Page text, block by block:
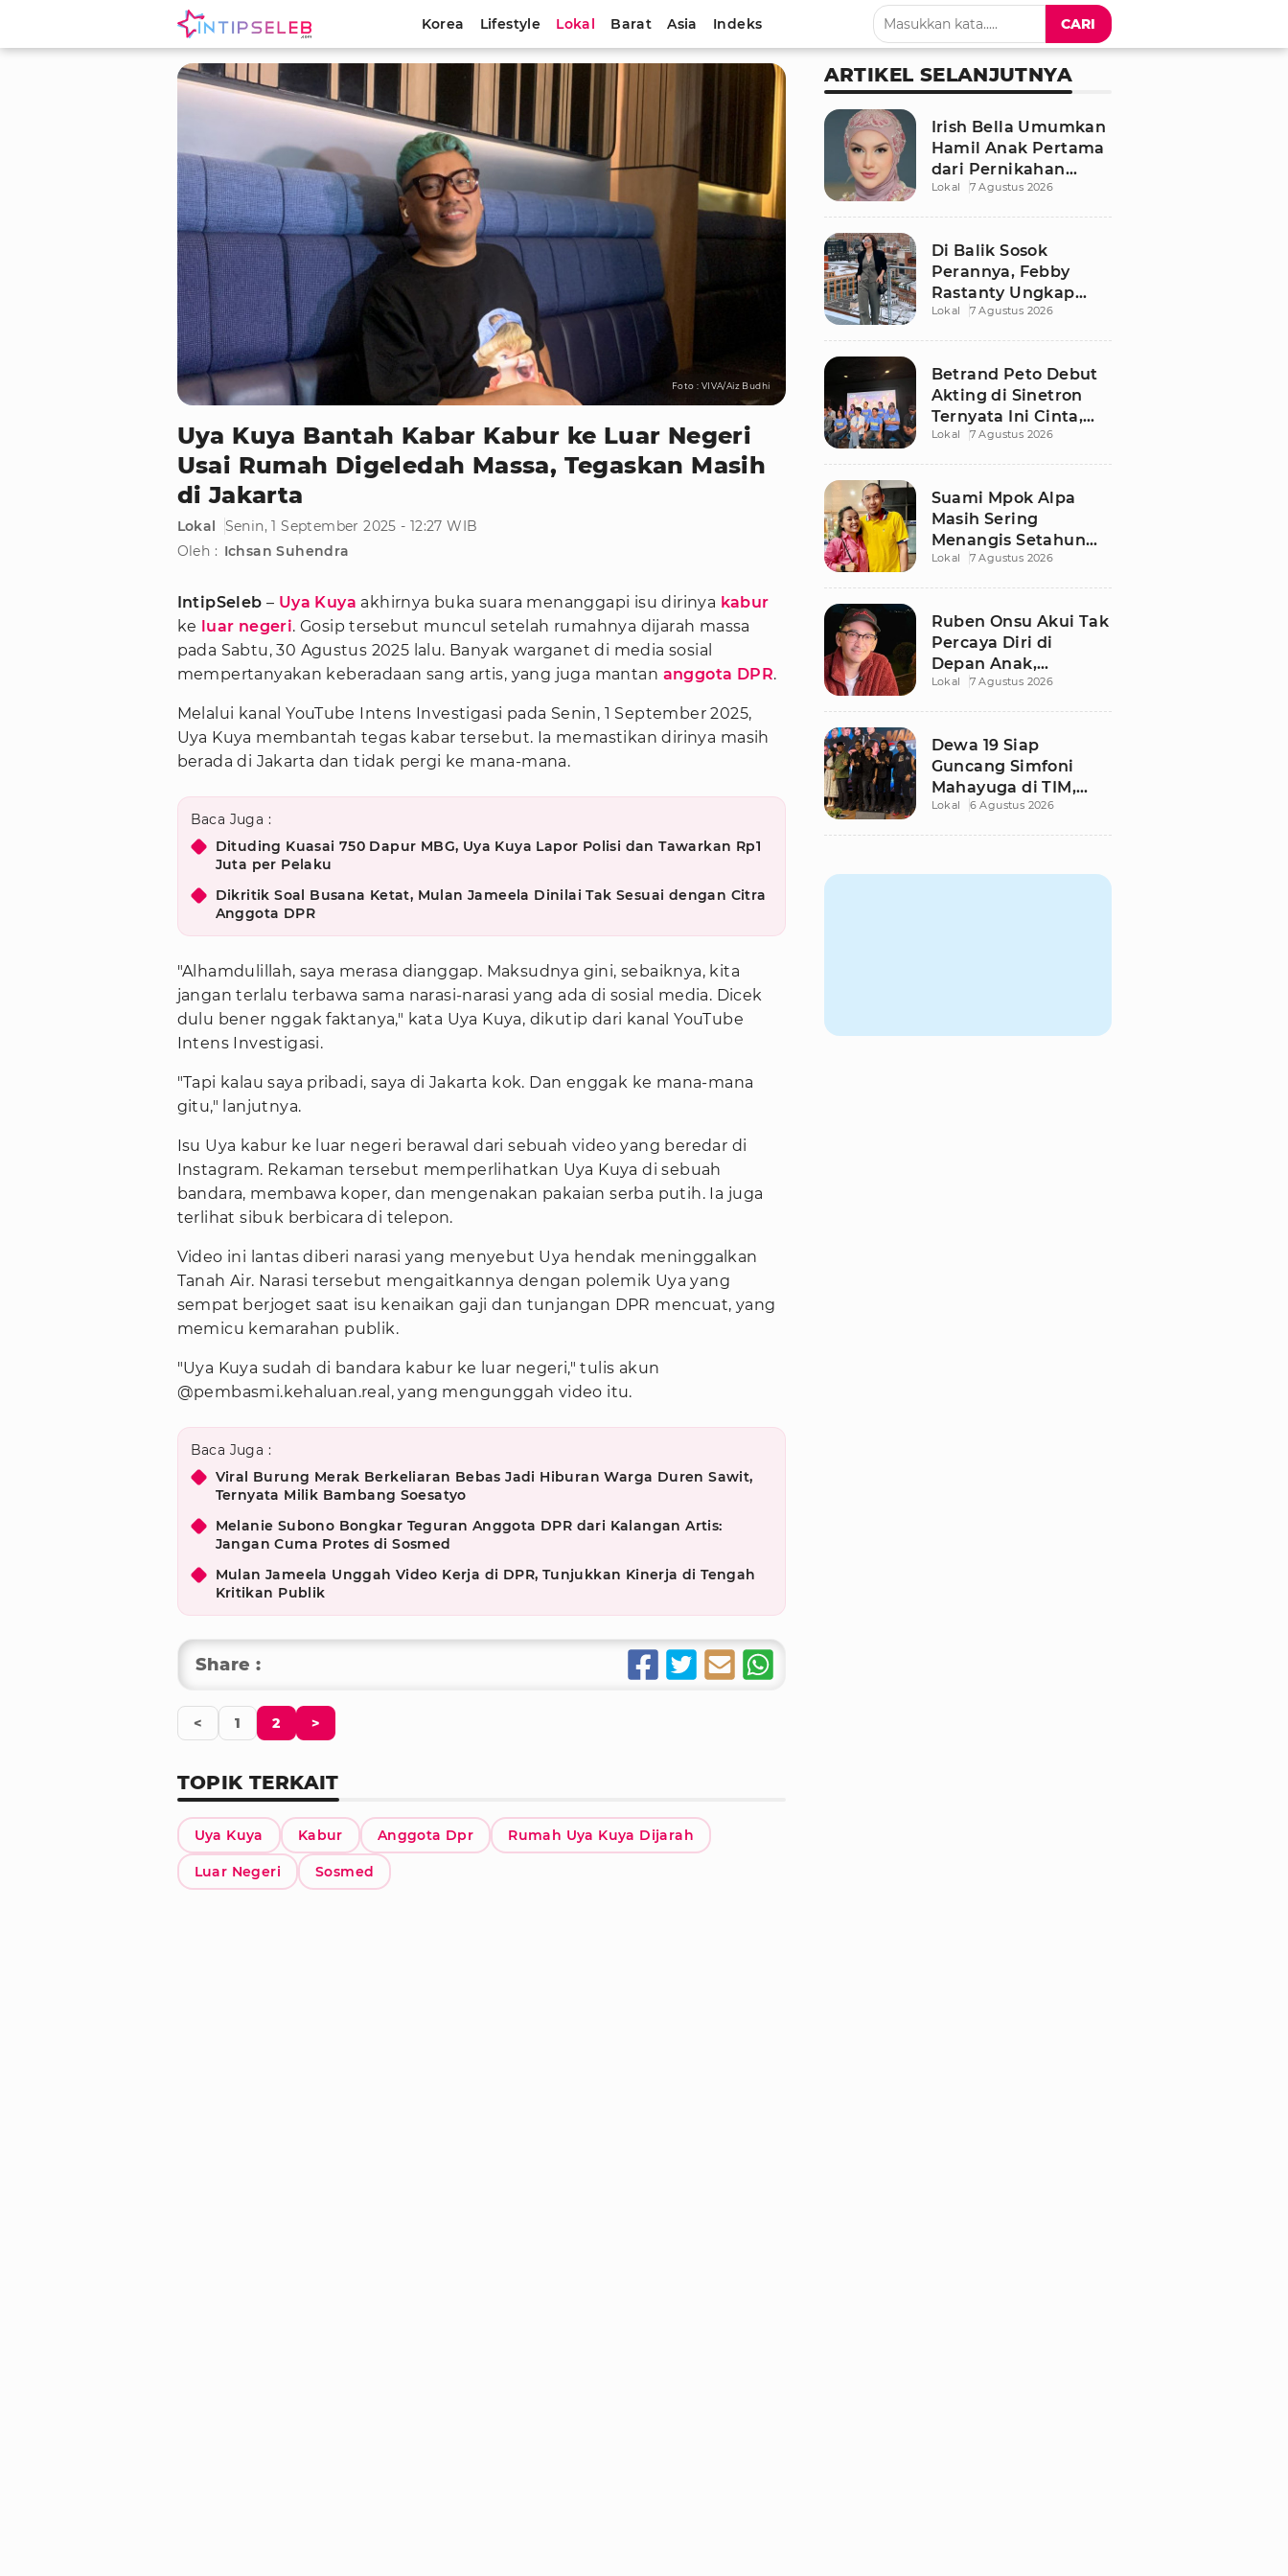
Korea Lifestyle Lokal Barat Asia Indeks CARI
Foto : VIVA/Aiz Budhi
Uya Kuya Bantah Kabar Kabur ke Luar Negeri
Usai Rumah Digeledah Massa, Tegaskan Masih
di Jakarta
Lokal
Senin, 1 September 2025 - 12:27 WIB
Oleh : Ichsan Suhendra
IntipSeleb – Uya Kuya akhirnya buka suara menanggapi isu dirinya kabur
ke
luar negeri. Gosip tersebut muncul setelah rumahnya dijarah massa
pada Sabtu, 30 Agustus 2025 lalu. Banyak warganet di media sosial
mempertanyakan keberadaan sang artis, yang juga mantan anggota DPR.
Melalui kanal YouTube Intens Investigasi pada Senin, 1 September 2025,
Uya Kuya membantah tegas kabar tersebut. Ia memastikan dirinya masih
berada di Jakarta dan tidak pergi ke mana-mana.
Baca Juga :
Dituding Kuasai 750 Dapur MBG, Uya Kuya Lapor Polisi dan Tawarkan Rp1
Juta per Pelaku
Dikritik Soal Busana Ketat, Mulan Jameela Dinilai Tak Sesuai dengan Citra
Anggota DPR
"Alhamdulillah, saya merasa dianggap. Maksudnya gini, sebaiknya, kita
jangan terlalu terbawa sama narasi-narasi yang ada di sosial media. Dicek
dulu bener nggak faktanya," kata Uya Kuya, dikutip dari kanal YouTube
Intens Investigasi.
"Tapi kalau saya pribadi, saya di Jakarta kok. Dan enggak ke mana-mana
gitu," lanjutnya.
Isu Uya kabur ke luar negeri berawal dari sebuah video yang beredar di
Instagram. Rekaman tersebut memperlihatkan Uya Kuya di sebuah
bandara, membawa koper, dan mengenakan pakaian serba putih. Ia juga
terlihat sibuk berbicara di telepon.
Video ini lantas diberi narasi yang menyebut Uya hendak meninggalkan
Tanah Air. Narasi tersebut mengaitkannya dengan polemik Uya yang
sempat berjoget saat isu kenaikan gaji dan tunjangan DPR mencuat, yang
memicu kemarahan publik.
"Uya Kuya sudah di bandara kabur ke luar negeri," tulis akun
@pembasmi.kehaluan.real, yang mengunggah video itu.
Baca Juga :
Viral Burung Merak Berkeliaran Bebas Jadi Hiburan Warga Duren Sawit,
Ternyata Milik Bambang Soesatyo
Melanie Subono Bongkar Teguran Anggota DPR dari Kalangan Artis:
Jangan Cuma Protes di Sosmed
Mulan Jameela Unggah Video Kerja di DPR, Tunjukkan Kinerja di Tengah
Kritikan Publik
Share :
< 1 2 >
TOPIK TERKAIT
Uya Kuya Kabur Anggota Dpr Rumah Uya Kuya Dijarah
Luar Negeri Sosmed
ARTIKEL SELANJUTNYA
Irish Bella Umumkan
Hamil Anak Pertama
dari Pernikahan
dengan Haldy Sabri
Lokal 7 Agustus 2026
Di Balik Sosok
Perannya, Febby
Rastanty Ungkap
Luka Masa Kecil yang
Lokal 7 Agustus 2026
Betrand Peto Debut
Akting di Sinetron
Ternyata Ini Cinta,
Ngaku Keluar dari
Lokal 7 Agustus 2026
Suami Mpok Alpa
Masih Sering
Menangis Setahun
Setelah Kepergian
Lokal 7 Agustus 2026
Ruben Onsu Akui Tak
Percaya Diri di
Depan Anak,
Singgung Polemik
Lokal 7 Agustus 2026
Dewa 19 Siap
Guncang Simfoni
Mahayuga di TIM,
Bawakan Lagu
Lokal 6 Agustus 2026